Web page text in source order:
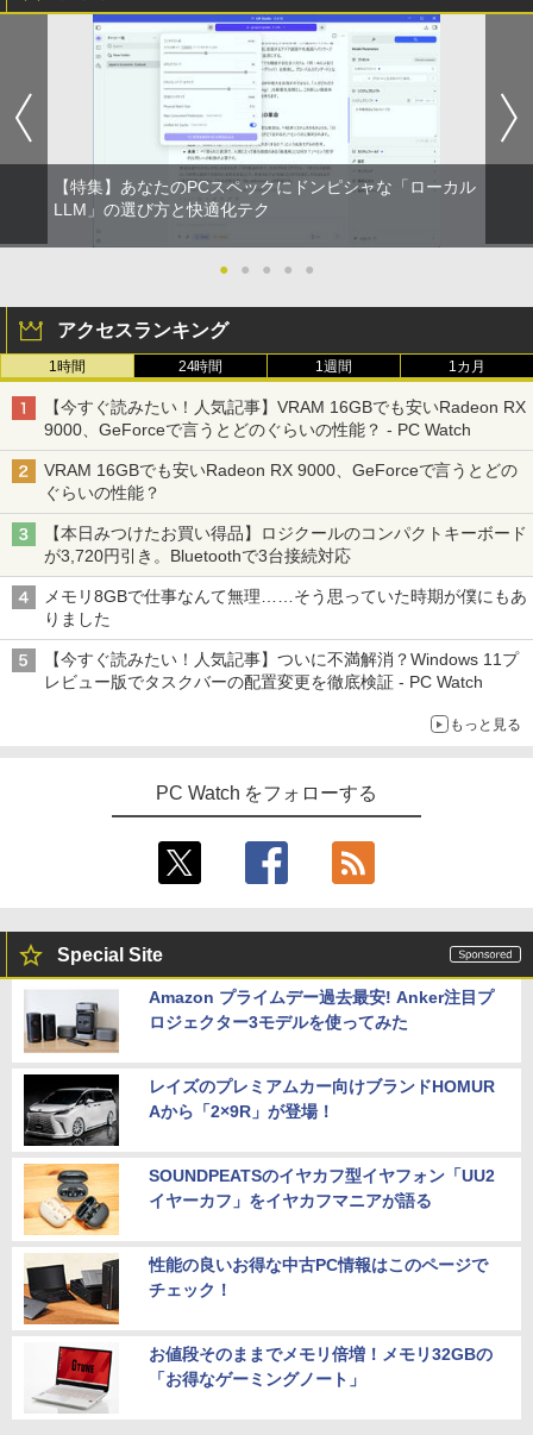
度 低ブルーライト フリッカーフリー Ad
ative Sync対応HDMI1.4×2 DP1.2×1 3年
保証 KTC H24B9S
￥11,979
【公式店】 モニター 23.8インチ 144Hz
FHD pcモニター フリッカーレス FullHD
レイ HDMI 144hz pcモニター Adaptive-
Sync ブラック MAXZEN MJM24IC01 M
レビューCP1000
￥13,280
薬屋のひとりごと 17巻 【電子書籍】[ 日
向夏 ]
学/WEB会議(ホワイト)
￥1,964
Xiaomi シャオミ REDMI Buds 8 Lite ワイヤ
レスイヤホン Bluetooth 5.4 ノイズキャンセ
リング ANC 36時間再生
￥3,480
BUGS LIFE
￥250
コカ・コーラ やかんの麦茶 from 爽健美茶 ラ
ベルレス 650mlPET×24本
￥2,009
スーパーの裏でヤニ吸うふたり 9巻 (デジタル
版ビッグガンガンコミックス)
￥810
【特集】あなたのPCスペックにドンピシャな「ローカル
LLM」の選び方と快適化テク
● ● ● ● ●
アクセスランキング
1時間 24時間 1週間 1カ月
【今すぐ読みたい！人気記事】VRAM 16GBでも安いRadeon RX
9000、GeForceで言うとどのぐらいの性能？ - PC Watch
VRAM 16GBでも安いRadeon RX 9000、GeForceで言うとどの
ぐらいの性能？
【本日みつけたお買い得品】ロジクールのコンパクトキーボード
が3,720円引き。Bluetoothで3台接続対応
メモリ8GBで仕事なんて無理……そう思っていた時期が僕にもあ
りました
【今すぐ読みたい！人気記事】ついに不満解消？Windows 11プ
レビュー版でタスクバーの配置変更を徹底検証 - PC Watch
もっと見る
PC Watch をフォローする
Special Site
Amazon プライムデー過去最安! Anker注目プ
ロジェクター3モデルを使ってみた
レイズのプレミアムカー向けブランドHOMUR
Aから「2×9R」が登場！
SOUNDPEATSのイヤカフ型イヤフォン「UU2
イヤーカフ」をイヤカフマニアが語る
性能の良いお得な中古PC情報はこのページで
チェック！
お値段そのままでメモリ倍増！メモリ32GBの
「お得なゲーミングノート」